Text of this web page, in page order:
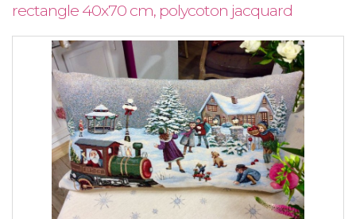
rectangle 40x70 cm, polycoton jacquard